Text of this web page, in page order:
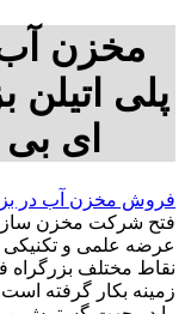
مخزن آب
پلی
ای
فروش مخزن آب در
فتح شرکت مخزن
عرضه علمی و
نقاط مختلف بزرگراه
زمینه بکار گرفته